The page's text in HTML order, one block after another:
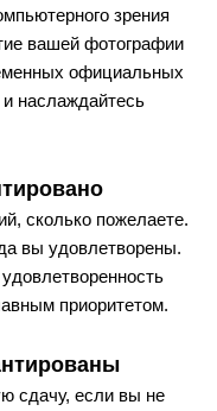
зрения
вашей фотографии
официальных
наслаждайтесь
сколько пожелаете.
вы удовлетворены.
приоритетом.
сдачу, если вы не